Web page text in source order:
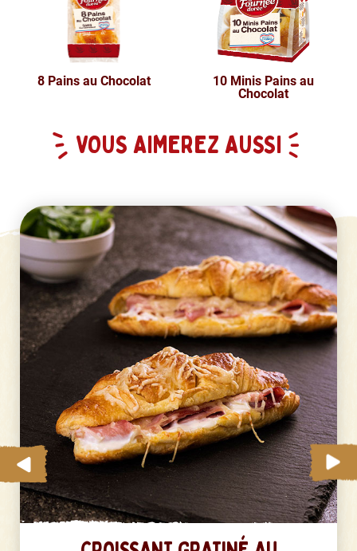
8 Pains au Chocolat
10 Minis Pains au
Chocolat
VOUS AIMEREZ AUSSI